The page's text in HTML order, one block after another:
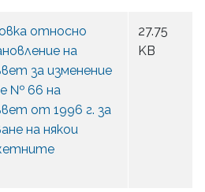
относно
на
за изменение
№ 66 на
от 1996 г. за
на някои
27.75
KB